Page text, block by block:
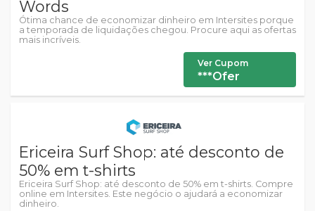
Words
Ótima chance de economizar dinheiro em Intersites porque
a temporada de liquidações chegou. Procure aqui as ofertas
mais incríveis.
Ver Cupom
***Ofer
Ericeira Surf Shop: até desconto de
50% em t-shirts
Ericeira Surf Shop: até desconto de 50% em t-shirts. Compre
online em Intersites. Este negócio o ajudará a economizar
dinheiro.